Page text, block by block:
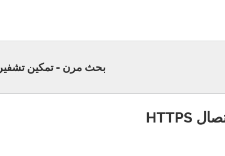
بحث مرن - تمكين تشفير TLS والاتصال HTTPS